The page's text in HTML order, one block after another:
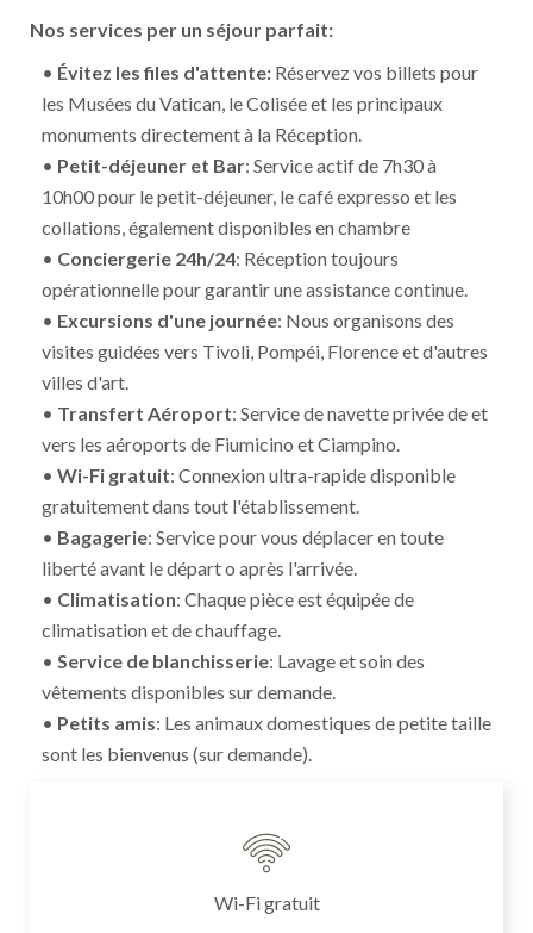
Nos services per un séjour parfait:
• Évitez les files d'attente: Réservez vos billets pour
les Musées du Vatican, le Colisée et les principaux
monuments directement à la Réception.
• Petit-déjeuner et Bar: Service actif de 7h30 à
10h00 pour le petit-déjeuner, le café expresso et les
collations, également disponibles en chambre
• Conciergerie 24h/24: Réception toujours
opérationnelle pour garantir une assistance continue.
• Excursions d'une journée: Nous organisons des
visites guidées vers Tivoli, Pompéi, Florence et d'autres
villes d'art.
• Transfert Aéroport: Service de navette privée de et
vers les aéroports de Fiumicino et Ciampino.
• Wi-Fi gratuit: Connexion ultra-rapide disponible
gratuitement dans tout l'établissement.
• Bagagerie: Service pour vous déplacer en toute
liberté avant le départ o après l'arrivée.
• Climatisation: Chaque pièce est équipée de
climatisation et de chauffage.
• Service de blanchisserie: Lavage et soin des
vêtements disponibles sur demande.
• Petits amis: Les animaux domestiques de petite taille
sont les bienvenus (sur demande).
Wi-Fi gratuit